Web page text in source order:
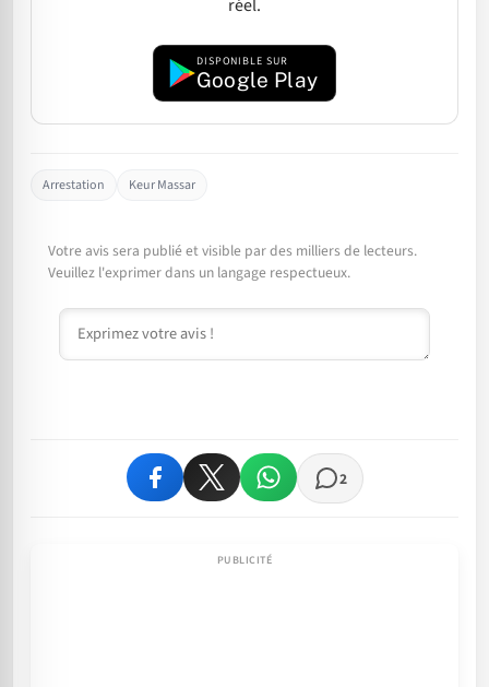
réel.
DISPONIBLE SUR
Google Play
Arrestation Keur Massar
Votre avis sera publié et visible par des milliers de lecteurs.
Veuillez l'exprimer dans un langage respectueux.
Commentaire
2